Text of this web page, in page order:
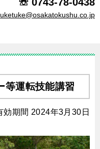
uketuke@osakatokushu.co.jp
等運転技能講習
効期間 2024年3月30日